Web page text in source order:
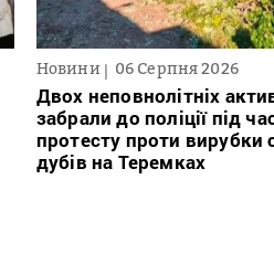
Новини 06 Серпня 2026
Двох неповнолітніх
забрали до поліції під
протесту проти вирубки
дубів на Теремках